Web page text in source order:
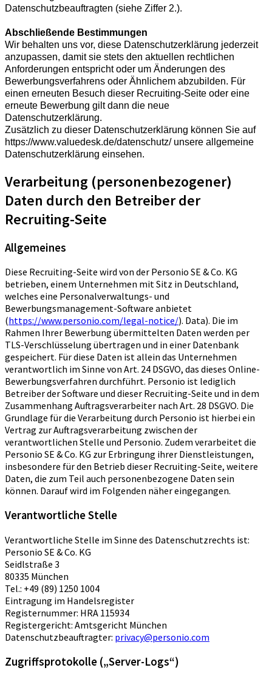
Datenschutzbeauftragten (siehe Ziffer 2.).
Abschließende Bestimmungen
Wir behalten uns vor, diese Datenschutzerklärung jederzeit
anzupassen, damit sie stets den aktuellen rechtlichen
Anforderungen entspricht oder um Änderungen des
Bewerbungsverfahrens oder Ähnlichem abzubilden. Für
einen erneuten Besuch dieser Recruiting-Seite oder eine
erneute Bewerbung gilt dann die neue
Datenschutzerklärung.
Zusätzlich zu dieser Datenschutzerklärung können Sie auf
https://www.valuedesk.de/datenschutz/ unsere allgemeine
Datenschutzerklärung einsehen.
Verarbeitung (personenbezogener)
Daten durch den Betreiber der
Recruiting-Seite
Allgemeines
Diese Recruiting-Seite wird von der Personio SE & Co. KG
betrieben, einem Unternehmen mit Sitz in Deutschland,
welches eine Personalverwaltungs- und
Bewerbungsmanagement-Software anbietet
(https://www.personio.com/legal-notice/). Data). Die im
Rahmen Ihrer Bewerbung übermittelten Daten werden per
TLS-Verschlüsselung übertragen und in einer Datenbank
gespeichert. Für diese Daten ist allein das Unternehmen
verantwortlich im Sinne von Art. 24 DSGVO, das dieses Online-
Bewerbungsverfahren durchführt. Personio ist lediglich
Betreiber der Software und dieser Recruiting-Seite und in dem
Zusammenhang Auftragsverarbeiter nach Art. 28 DSGVO. Die
Grundlage für die Verarbeitung durch Personio ist hierbei ein
Vertrag zur Auftragsverarbeitung zwischen der
verantwortlichen Stelle und Personio. Zudem verarbeitet die
Personio SE & Co. KG zur Erbringung ihrer Dienstleistungen,
insbesondere für den Betrieb dieser Recruiting-Seite, weitere
Daten, die zum Teil auch personenbezogene Daten sein
können. Darauf wird im Folgenden näher eingegangen.
Verantwortliche Stelle
Verantwortliche Stelle im Sinne des Datenschutzrechts ist:
Personio SE & Co. KG
Seidlstraße 3
80335 München
Tel.: +49 (89) 1250 1004
Eintragung im Handelsregister
Registernummer: HRA 115934
Registergericht: Amtsgericht München
Datenschutzbeauftragter: privacy@personio.com
Zugriffsprotokolle („Server-Logs“)